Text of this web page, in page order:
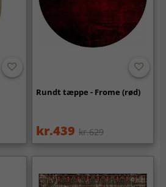
Rundt tæppe - Frome (rød)
kr.439 kr.629